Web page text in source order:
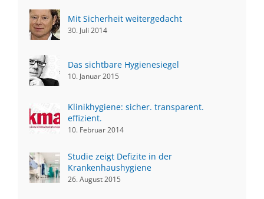
Mit Sicherheit weitergedacht
30. Juli 2014
Das sichtbare Hygienesiegel
10. Januar 2015
Klinikhygiene: sicher. transparent.
effizient.
10. Februar 2014
Studie zeigt Defizite in der
Krankenhaushygiene
26. August 2015